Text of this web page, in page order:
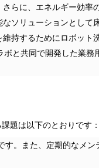
らに、エネルギー効率
ソリューションとして
持するためにロボット
と共同で開発した業務
題は以下のとおりです：
。また、定期的なメ